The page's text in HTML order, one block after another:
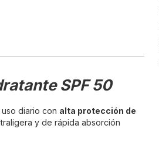
SPF 50
diario con alta protección de
y de rápida absorción